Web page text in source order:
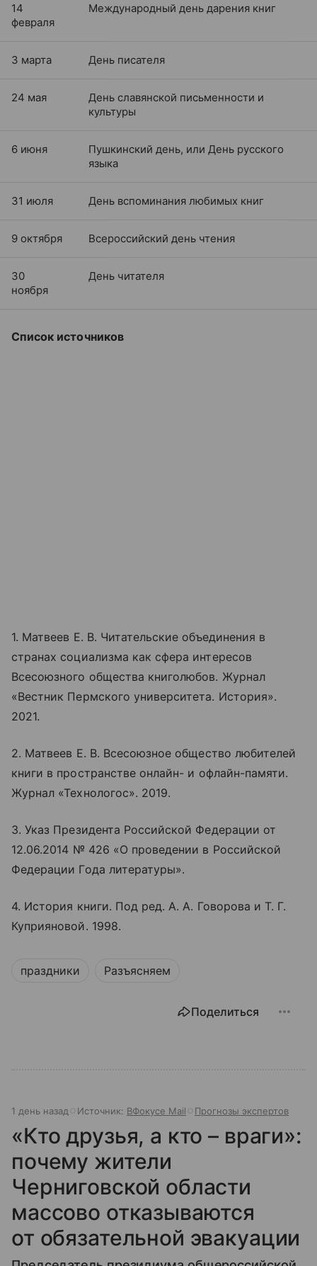
14
февраля
Международный день дарения книг
3 марта День писателя
24 мая
День славянской письменности и
культуры
6 июня
Пушкинский день, или День русского
языка
31 июля День вспоминания любимых книг
9 октября Всероссийский день чтения
30
ноября
День читателя
Список источников
1. Матвеев Е. В. Читательские объединения в
странах социализма как сфера интересов
Всесоюзного общества книголюбов. Журнал
«Вестник Пермского университета. История».
2021.
2. Матвеев Е. В. Всесоюзное общество любителей
книги в пространстве онлайн- и офлайн-памяти.
Журнал «Технологос». 2019.
3. Указ Президента Российской Федерации от
12.06.2014 № 426 «О проведении в Российской
Федерации Года литературы».
4. История книги. Под ред. А. А. Говорова и Т. Г.
Куприяновой. 1998.
праздники Разъясняем
Поделиться
1 день назад Источник: ВФокусе Mail Прогнозы экспертов
«Кто друзья, а кто – враги»:
почему жители
Черниговской области
массово отказываются
от обязательной эвакуации